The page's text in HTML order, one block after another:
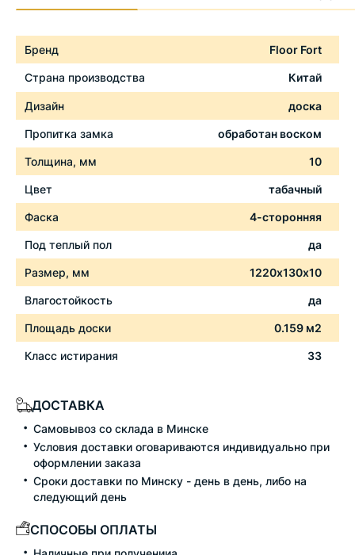
Характеристики
Бренд Floor Fort
Страна производства Китай
Дизайн доска
Пропитка замка обработан воском
Толщина, мм 10
Цвет табачный
Фаска 4-сторонняя
Под теплый пол да
Размер, мм 1220х130х10
Влагостойкость да
Площадь доски 0.159 м2
Класс истирания 33
ДОСТАВКА
Самовывоз со склада в Минске
Условия доставки оговариваются индивидуально при
оформлении заказа
Сроки доставки по Минску - день в день, либо на
следующий день
СПОСОБЫ ОПЛАТЫ